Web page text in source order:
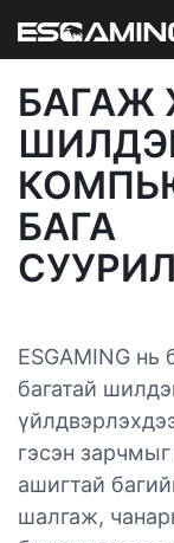
БАГАЖ
БАГА
ESGAMING нь
багатай
гэсэн
ашигтай
шалгаж,